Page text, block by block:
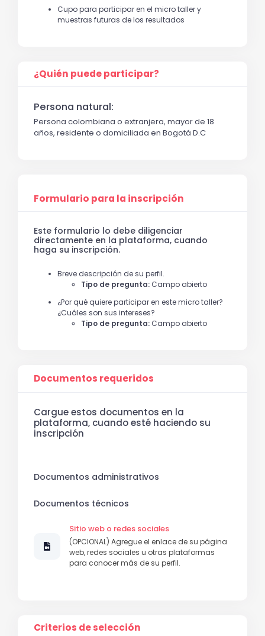
Cupo para participar en el micro taller y
muestras futuras de los resultados
¿Quién puede participar?
Persona natural:
Persona colombiana o extranjera, mayor de 18
años, residente o domiciliada en Bogotá D.C
Formulario para la inscripción
Este formulario lo debe diligenciar
directamente en la plataforma, cuando
haga su inscripción.
Breve descripción de su perfil.
Tipo de pregunta: Campo abierto
¿Por qué quiere participar en este micro taller?
¿Cuáles son sus intereses?
Tipo de pregunta: Campo abierto
Documentos requeridos
Cargue estos documentos en la
plataforma, cuando esté haciendo su
inscripción
Documentos administrativos
Documentos técnicos
Sitio web o redes sociales
(OPCIONAL) Agregue el enlace de su página
web, redes sociales u otras plataformas
para conocer más de su perfil.
Criterios de selección